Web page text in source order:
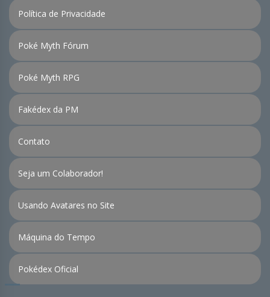
Política de Privacidade
Poké Myth Fórum
Poké Myth RPG
Fakédex da PM
Contato
Seja um Colaborador!
Usando Avatares no Site
Máquina do Tempo
Pokédex Oficial